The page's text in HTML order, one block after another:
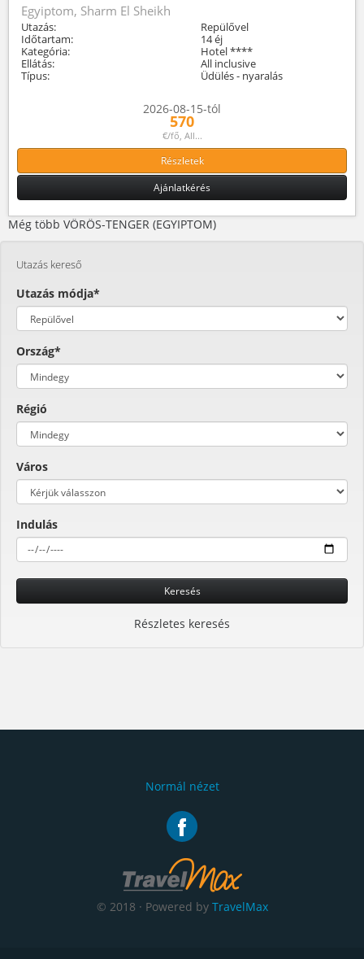
Egyiptom, Sharm El Sheikh
Utazás:
Repülővel
Időtartam:
14 éj
Kategória:
Hotel ****
Ellátás:
All inclusive
Típus:
Üdülés - nyaralás
2026-08-15-tól
570
€/fő, All...
Részletek
Ajánlatkérés
Még több VÖRÖS-TENGER (EGYIPTOM)
Utazás kereső
Utazás módja*
Ország*
Régió
Város
Indulás
Keresés
Részletes keresés
Normál nézet
© 2018 · Powered by TravelMax